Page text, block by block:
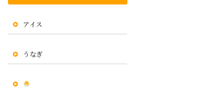
アイス
うなぎ